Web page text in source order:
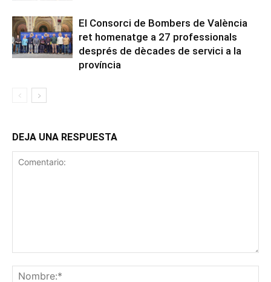
El Consorci de Bombers de València
ret homenatge a 27 professionals
després de dècades de servici a la
província
DEJA UNA RESPUESTA